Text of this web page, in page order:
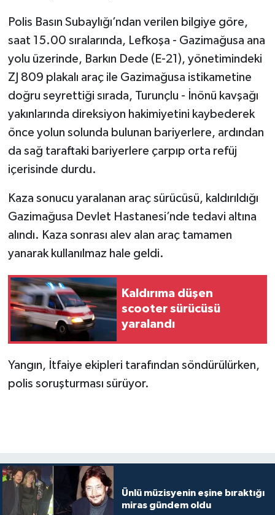
Polis Basın Subaylığı’ndan verilen bilgiye göre,
saat 15.00 sıralarında, Lefkoşa - Gazimağusa ana
yolu üzerinde, Barkın Dede (E-21), yönetimindeki
ZJ 809 plakalı araç ile Gazimağusa istikametine
doğru seyrettiği sırada, Turunçlu - İnönü kavşağı
yakınlarında direksiyon hakimiyetini kaybederek
önce yolun solunda bulunan bariyerlere, ardından
da sağ taraftaki bariyerlere çarpıp orta refüj
içerisinde durdu.
Kaza sonucu yaralanan araç sürücüsü, kaldırıldığı
Gazimağusa Devlet Hastanesi’nde tedavi altına
alındı. Kaza sonrası alev alan araç tamamen
yanarak kullanılmaz hale geldi.
Kaldırıma düşen
scooter sürücüsü
yaralandı
Yangın, İtfaiye ekipleri tarafından söndürülürken,
polis soruşturması sürüyor.
Ünlü müzisyenin eşine bıraktığı
miras gündem oldu